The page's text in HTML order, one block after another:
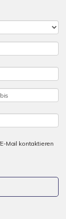
Mail kontaktieren